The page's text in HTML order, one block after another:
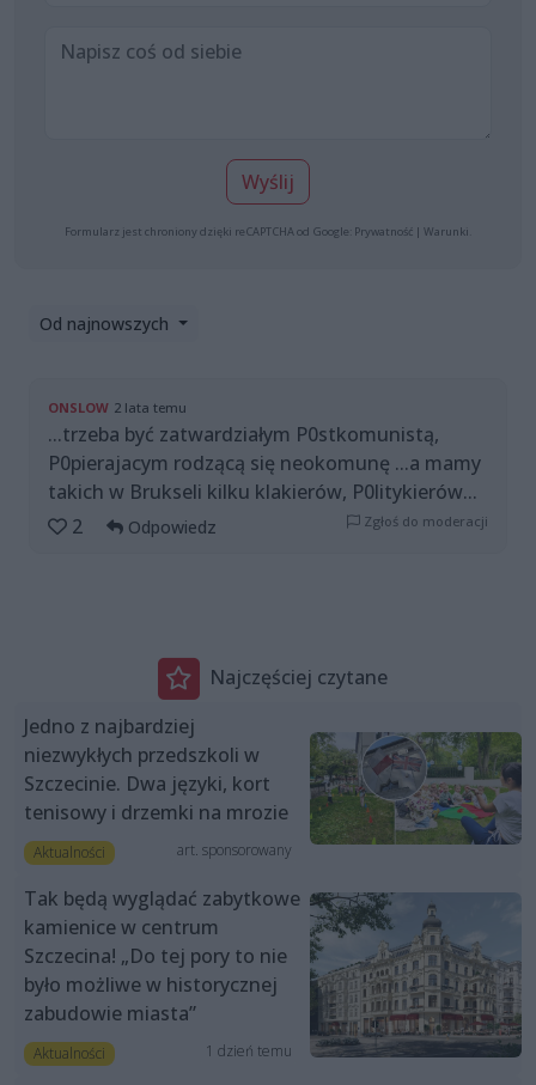
Wyślij
Formularz jest chroniony dzięki reCAPTCHA od Google: Prywatność | Warunki
Od najnowszych
ONSLOW 2 lata temu
...trzeba być zatwardziałym P0stkomunistą,
P0pierajacym rodzącą się neokomunę ...a mamy
takich w Brukseli kilku klakierów, P0litykierów...
2
Odpowiedz Zgłoś do moderacji
Najczęściej czytane
Jedno z najbardziej
niezwykłych przedszkoli w
Szczecinie. Dwa języki, kort
tenisowy i drzemki na mrozie
Aktualności art. sponsorowany
Tak będą wyglądać zabytkowe
kamienice w centrum
Szczecina! „Do tej pory to nie
było możliwe w historycznej
zabudowie miasta”
Aktualności 1 dzień temu